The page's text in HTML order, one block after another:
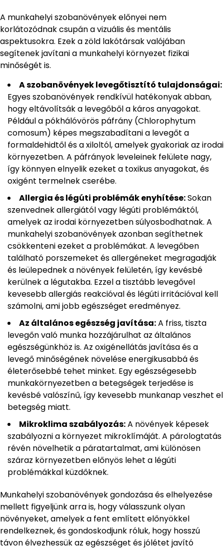
A munkahelyi szobanövények előnyei nem
korlátozódnak csupán a vizuális és mentális
aspektusokra. Ezek a zöld lakótársak valójában
segítenek javítani a munkahelyi környezet fizikai
minőségét is.
A szobanövények levegőtisztító tulajdonságai:
Egyes szobanövények rendkívül hatékonyak abban,
hogy eltávolítsák a levegőből a káros anyagokat.
Például a pókhálóvörös páfrány (Chlorophytum
comosum) képes megszabadítani a levegőt a
formaldehidtől és a xiloltól, amelyek gyakoriak az irodai
környezetben. A páfrányok leveleinek felülete nagy,
így könnyen elnyelik ezeket a toxikus anyagokat, és
oxigént termelnek cserébe.
Allergia és légúti problémák enyhítése:Sokan
szenvednek allergiától vagy légúti problémáktól,
amelyek az irodai környezetben súlyosbodhatnak. A
munkahelyi szobanövények azonban segíthetnek
csökkenteni ezeket a problémákat. A levegőben
található porszemeket és allergéneket megragadják
és leülepednek a növények felületén, így kevésbé
kerülnek a légutakba. Ezzel a tisztább levegővel
kevesebb allergiás reakcióval és légúti irritációval kell
számolni, ami jobb egészséget eredményez.
Az általános egészség javítása:A friss, tiszta
levegőn való munka hozzájárulhat az általános
egészségünkhöz is. Az oxigénellátás javítása és a
levegő minőségének növelése energikusabbá és
életerősebbé tehet minket. Egy egészségesebb
munkakörnyezetben a betegségek terjedése is
kevésbé valószínű, így kevesebb munkanap veszhet el
betegség miatt.
Mikroklima szabályozás:A növények képesek
szabályozni a környezet mikroklímáját. A párologtatás
révén növelhetik a páratartalmat, ami különösen
száraz környezetben előnyös lehet a légúti
problémákkal küzdőknek.
Munkahelyi szobanövények gondozása és elhelyezése
mellett figyeljünk arra is, hogy válasszunk olyan
növényeket, amelyek a fent említett előnyökkel
rendelkeznek, és gondoskodjunk róluk, hogy hosszú
távon élvezhessük az egészséget és jólétet javító